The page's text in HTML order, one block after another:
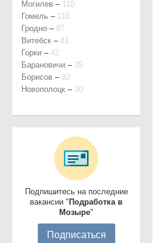
Могилев – 110
Гомель – 110
Гродно – 87
Витебск – 81
Горки – 42
Барановичи – 35
Борисов – 32
Новополоцк – 30
Подпишитесь на последние
вакансии " Подработка в
Мозыре"
Подписаться